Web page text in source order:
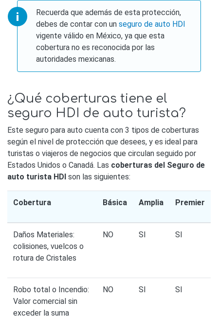
Recuerda que además de esta protección,
debes de contar con unseguro de auto HDI
vigente válido en México, ya que esta
cobertura no es reconocida por las
autoridades mexicanas.
¿Qué coberturas tiene el
seguro HDI de auto turista?
Este seguro para auto cuenta con 3 tipos de coberturas
según el nivel de protección que desees, y es ideal para
turistas o viajeros de negocios que circulan seguido por
Estados Unidos o Canadá. Las coberturas del Seguro de
auto turista HDI son las siguientes:
Cobertura Básica Amplia Premier
Daños Materiales:
colisiones, vuelcos o
rotura de Cristales
NO SI SI
Robo total o Incendio:
Valor comercial sin
exceder la suma
NO SI SI